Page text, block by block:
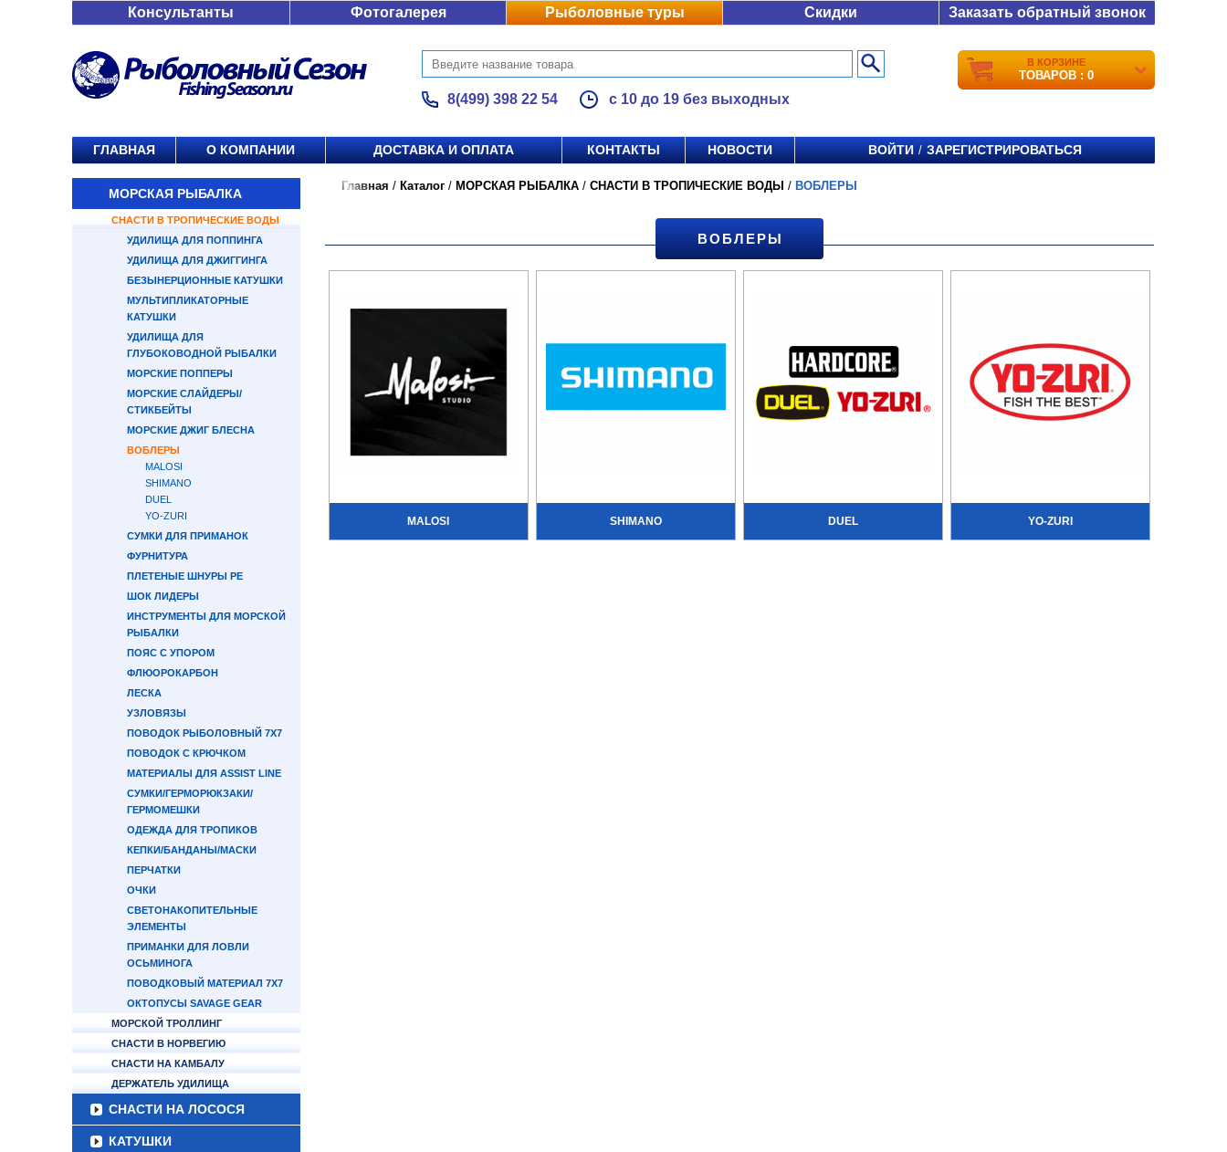
Консультанты Фотогалерея Рыболовные туры Скидки Заказать обратный звонок
8(499) 398 22 54 с 10 до 19 без выходных
В КОРЗИНЕ
ТОВАРОВ : 0
ГЛАВНАЯ О КОМПАНИИ ДОСТАВКА И ОПЛАТА КОНТАКТЫ НОВОСТИ ВОЙТИ / ЗАРЕГИСТРИРОВАТЬСЯ
МОРСКАЯ РЫБАЛКА
СНАСТИ В ТРОПИЧЕСКИЕ ВОДЫ
УДИЛИЩА ДЛЯ ПОППИНГА
УДИЛИЩА ДЛЯ ДЖИГГИНГА
БЕЗЫНЕРЦИОННЫЕ КАТУШКИ
МУЛЬТИПЛИКАТОРНЫЕ
КАТУШКИ
УДИЛИЩА ДЛЯ
ГЛУБОКОВОДНОЙ РЫБАЛКИ
МОРСКИЕ ПОППЕРЫ
МОРСКИЕ СЛАЙДЕРЫ/
СТИКБЕЙТЫ
МОРСКИЕ ДЖИГ БЛЕСНА
ВОБЛЕРЫ
MALOSI
SHIMANO
DUEL
YO-ZURI
СУМКИ ДЛЯ ПРИМАНОК
ФУРНИТУРА
ПЛЕТЕНЫЕ ШНУРЫ PE
ШОК ЛИДЕРЫ
ИНСТРУМЕНТЫ ДЛЯ МОРСКОЙ
РЫБАЛКИ
ПОЯС С УПОРОМ
ФЛЮОРОКАРБОН
ЛЕСКА
УЗЛОВЯЗЫ
ПОВОДОК РЫБОЛОВНЫЙ 7Х7
ПОВОДОК С КРЮЧКОМ
МАТЕРИАЛЫ ДЛЯ ASSIST LINE
СУМКИ/ГЕРМОРЮКЗАКИ/
ГЕРМОМЕШКИ
ОДЕЖДА ДЛЯ ТРОПИКОВ
КЕПКИ/БАНДАНЫ/МАСКИ
ПЕРЧАТКИ
ОЧКИ
СВЕТОНАКОПИТЕЛЬНЫЕ
ЭЛЕМЕНТЫ
ПРИМАНКИ ДЛЯ ЛОВЛИ
ОСЬМИНОГА
ПОВОДКОВЫЙ МАТЕРИАЛ 7Х7
ОКТОПУСЫ SAVAGE GEAR
МОРСКОЙ ТРОЛЛИНГ
СНАСТИ В НОРВЕГИЮ
СНАСТИ НА КАМБАЛУ
ДЕРЖАТЕЛЬ УДИЛИЩА
СНАСТИ НА ЛОСОСЯ
КАТУШКИ
Главная / Каталог / МОРСКАЯ РЫБАЛКА / СНАСТИ В ТРОПИЧЕСКИЕ ВОДЫ / ВОБЛЕРЫ
ВОБЛЕРЫ
MALOSI SHIMANO DUEL YO-ZURI